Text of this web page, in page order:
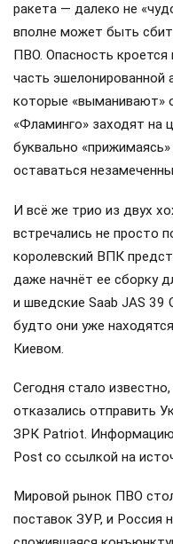
ракета — далеко не
вполне может быть
ПВО. Опасность кроется
часть эшелонированной
которые «выманивают»
«Фламинго» заходят на
буквально
оставаться
И всё же трио из двух
встречались не просто
королевский ВПК
даже начнёт ее сборку
и шведские Saab JAS 39
будто они уже
Киевом.
Сегодня стало
отказались отправить
ЗРК Patriot. Информацию
Post со ссылкой на
Мировой рынок ПВО
поставок ЗУР, и Россия